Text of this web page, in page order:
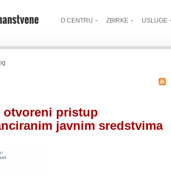
O CENTRU ZBIRKE USLUGE
otvoreni pristup
javnim sredstvima